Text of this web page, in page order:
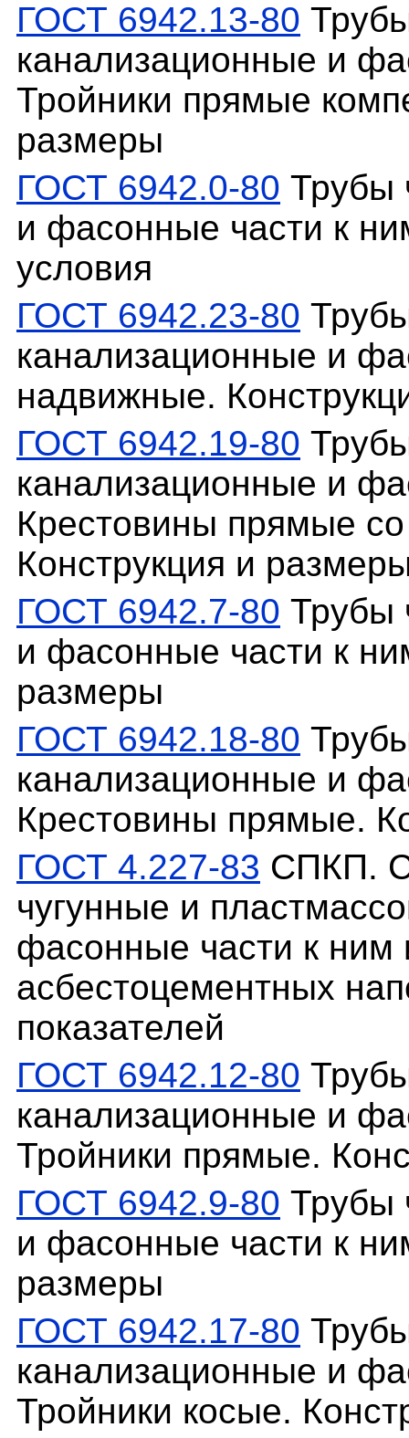
ГОСТ 6942.13-80
канализационные и
Тройники прямые
размеры
ГОСТ 6942.0-80 Трубы
и фасонные части к
условия
ГОСТ 6942.23-80
канализационные и
надвижные.
ГОСТ 6942.19-80
канализационные и
Крестовины прямые
Конструкция и
ГОСТ 6942.7-80 Трубы
и фасонные части к
размеры
ГОСТ 6942.18-80
канализационные и
Крестовины прямые.
ГОСТ 4.227-83 СПКП.
чугунные и
фасонные части к
асбестоцементных
показателей
ГОСТ 6942.12-80
канализационные и
Тройники прямые.
ГОСТ 6942.9-80 Трубы
и фасонные части к
размеры
ГОСТ 6942.17-80
канализационные и
Тройники косые.